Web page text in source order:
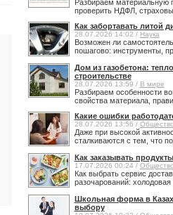
Разбираем материальную
проверить НДФЛ,
Как забортавать литой
28.07.2026 14:02 / Наука
Возможен ли
пошагово: инструменты,
Дом из газобетона:
строительстве
28.07.2026 13:59 / В мире
Разбираем особенности
свойства материала,
Какие ошибки
28.07.2026 13:56 / Общество
Даже при высокой
сталкиваются с тем, что
Как заказывать
17.07.2026 00:24 / Общество
Как выбрать сервис
разочарований: холодовая
Школьная форма в
выбору